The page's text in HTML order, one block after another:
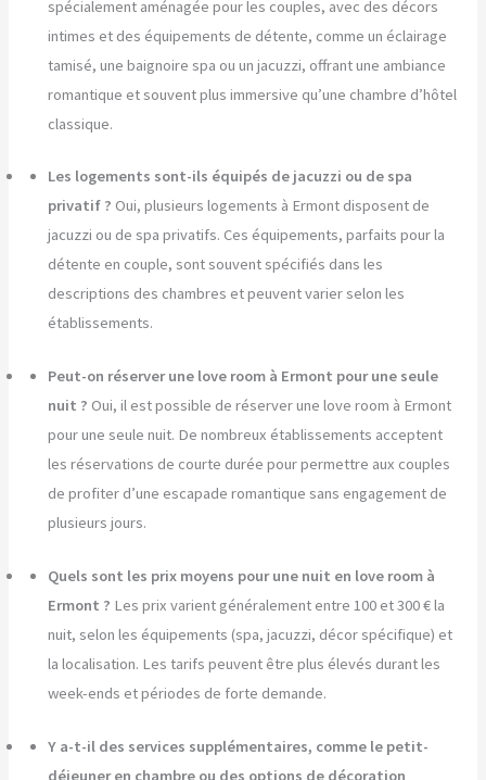
spécialement aménagée pour les couples, avec des décors
intimes et des équipements de détente, comme un éclairage
tamisé, une baignoire spa ou un jacuzzi, offrant une ambiance
romantique et souvent plus immersive qu’une chambre d’hôtel
classique.
Les logements sont-ils équipés de jacuzzi ou de spa
privatif ? Oui, plusieurs logements à Ermont disposent de
jacuzzi ou de spa privatifs. Ces équipements, parfaits pour la
détente en couple, sont souvent spécifiés dans les
descriptions des chambres et peuvent varier selon les
établissements.
Peut-on réserver une love room à Ermont pour une seule
nuit ? Oui, il est possible de réserver une love room à Ermont
pour une seule nuit. De nombreux établissements acceptent
les réservations de courte durée pour permettre aux couples
de profiter d’une escapade romantique sans engagement de
plusieurs jours.
Quels sont les prix moyens pour une nuit en love room à
Ermont ? Les prix varient généralement entre 100 et 300 € la
nuit, selon les équipements (spa, jacuzzi, décor spécifique) et
la localisation. Les tarifs peuvent être plus élevés durant les
week-ends et périodes de forte demande.
Y a-t-il des services supplémentaires, comme le petit-
déjeuner en chambre ou des options de décoration